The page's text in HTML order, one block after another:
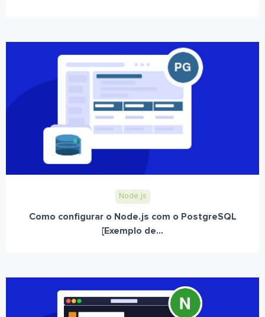
Node.js
Como configurar o Node.js com o PostgreSQL
[Exemplo de...